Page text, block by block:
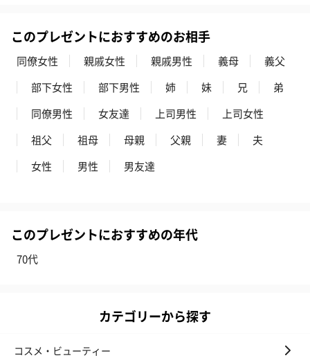
このプレゼントにおすすめのお相手
同僚女性 親戚女性 親戚男性 義母
義父
部下女性
部下男性 姉 妹 兄
弟
同僚男性
女友達 上司男性
上司女性
祖父
祖母 母親 父親 妻
夫
女性
男性 男友達
このプレゼントにおすすめの年代
70代
カテゴリーから探す
コスメ・ビューティー